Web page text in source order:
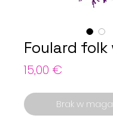
Foulard
15,00 €
Brak w